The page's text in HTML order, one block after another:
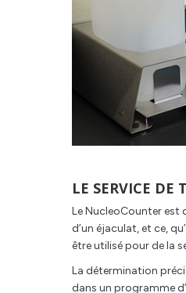
LE SERVICE DE
Le NucleoCounter est
d’un éjaculat, et ce,
être utilisé pour de la
La détermination
dans un programme